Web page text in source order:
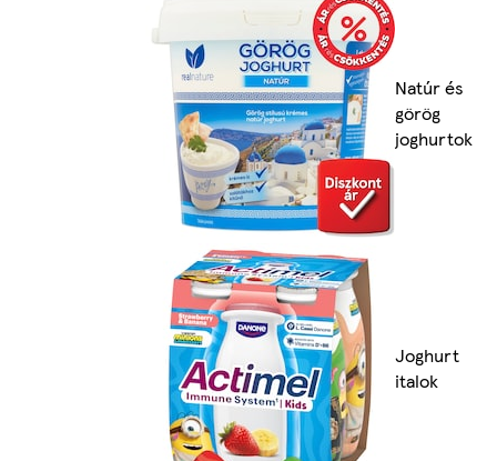
Natúr és
görög
joghurtok
Joghurt
italok